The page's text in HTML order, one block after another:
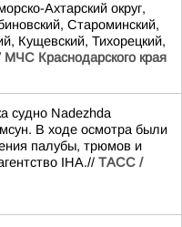
Ахтарский округ,
Староминский,
Кущевский, Тихорецкий,
МЧС Краснодарского края
судно Nadezhda
В ходе осмотра были
палубы, трюмов и
IHA.// ТАСС /